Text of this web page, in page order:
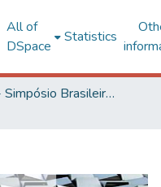
All of
DSpace
Statistics
SBQP - Simpósio Brasileiro de Qualidade do Projeto no Ambiente Construído